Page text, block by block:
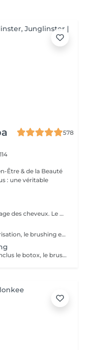
578
Être & de la Beauté
: une véritable
Le Forfait Lissage Brésilien inclus le lissage des cheveux. Le prix pourra varier en fonction de la longueur et densité des cheveux. Pour tout renseignement complémentaire, n'hésitez pas à nous appeler.
Le Forfait Cautérisation inclus la cautérisation, le brushing et le shampoing. Le prix pourra varier en fonction de la longueur des cheveux. Pour tout renseignement complémentaire, n'hésitez pas à nous appeler.
Le Forfait Botox Capillaire + Brushing inclus le botox, le brushing et le shampoing. Le prix pourra varier en fonction de la longueur des cheveux. Pour tout renseignement complémentaire, n'hésitez pas à nous appeler.